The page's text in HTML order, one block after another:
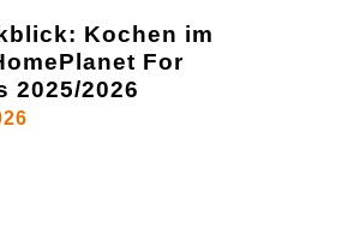
Kochen im
For
2025/2026